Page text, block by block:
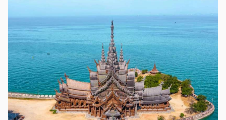
les plus reconnaissables du pays.